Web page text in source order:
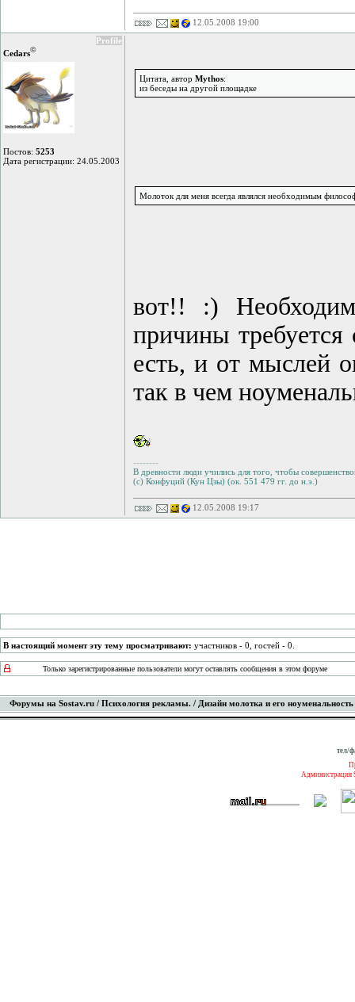
12.05.2008 19:00
Profile
Cedars©
Постов: 5253
Дата регистрации: 24.05.2003
Цитата, автор Mythos:
из беседы на другой площадке
Молоток для меня всегда являлся необходимым
вот!! :)
причины требуется
есть, и от мыслей
так в чем
--------
В древности люди учились для того, чтобы
(с) Конфуций (Кун Цзы) (ок. 551 479 гг. до н.э.)
12.05.2008 19:17
В настоящий момент эту тему просматривают: участников - 0, гостей - 0.
Только зарегистрированные пользователи могут оставлять сообщения в этом форуме
Форумы на Sostav.ru / Психология рекламы. / Дизайн молотка и его ноуменальность
тел/
Администрация